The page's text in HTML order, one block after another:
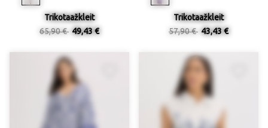
Trikotaažkleit
65,90 € 49,43 €
Trikotaažkleit
57,90 € 43,43 €